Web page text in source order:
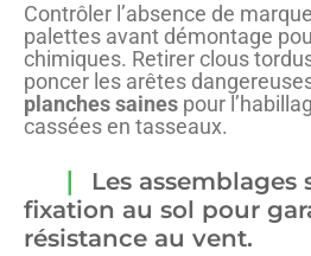
Contrôler l’absence de
palettes avant démontage
chimiques. Retirer clous
poncer les arêtes
planches saines pour
cassées en tasseaux.
Les
fixation au sol pour
résistance au vent.